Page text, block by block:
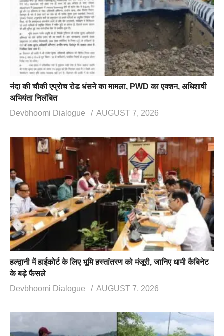
नंदा की चौकी एप्रोच रोड धंसने का मामला, PWD का एक्शन, अधिशाषी
अभियंता निलंबित
Devbhoomi Dialogue
AUGUST 7, 2026
हल्द्वानी में हाईकोर्ट के लिए भूमि हस्तांतरण को मंजूरी, जानिए धामी कैबिनेट
के बड़े फैसले
Devbhoomi Dialogue
AUGUST 7, 2026